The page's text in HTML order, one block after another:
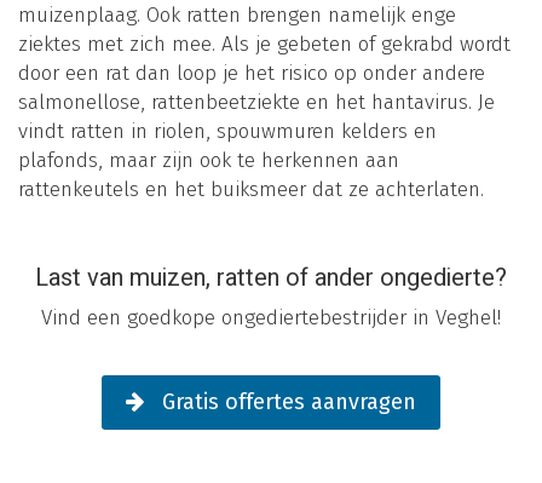
muizenplaag. Ook ratten brengen namelijk enge
ziektes met zich mee. Als je gebeten of gekrabd wordt
door een rat dan loop je het risico op onder andere
salmonellose, rattenbeetziekte en het hantavirus. Je
vindt ratten in riolen, spouwmuren kelders en
plafonds, maar zijn ook te herkennen aan
rattenkeutels en het buiksmeer dat ze achterlaten.
Last van muizen, ratten of ander ongedierte?
Vind een goedkope ongediertebestrijder in Veghel!
Gratis offertes aanvragen